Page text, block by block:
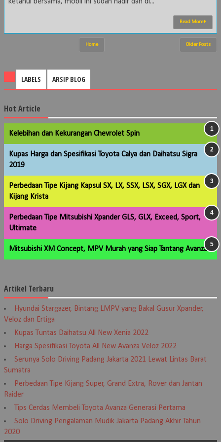
Read More
Older Posts
Home
LABELS ARSIP BLOG
Hot Article
Kelebihan dan Kekurangan Chevrolet Spin
Kupas Harga dan Spesifikasi Toyota Calya dan Daihatsu Sigra
2019
Perbedaan Tipe Kijang Kapsul SX, LX, SSX, LSX, SGX, LGX dan
Kijang Krista
Perbedaan Tipe Mitsubishi Xpander GLS, GLX, Exceed, Sport,
Ultimate
Mitsubishi XM Concept, MPV Murah yang Siap Tantang Avanza
Artikel Terbaru
Hyundai Stargazer, Bintang LMPV yang Bakal Gusur Xpander,
Veloz dan Ertiga
Kupas Tuntas Daihatsu All New Xenia 2022
Harga Spesifikasi Toyota All New Avanza Veloz 2022
Serunya Solo Driving Padang Jakarta 2021 Lewat Lintas Barat
Sumatra
Perbedaan Tipe Kijang Super, Grand Extra, Rover dan Jantan
Raider
Tips Cerdas Membeli Toyota Avanza Generasi Pertama
Solo Driving Pengalaman Mudik Jakarta Padang Akhir Tahun
2020